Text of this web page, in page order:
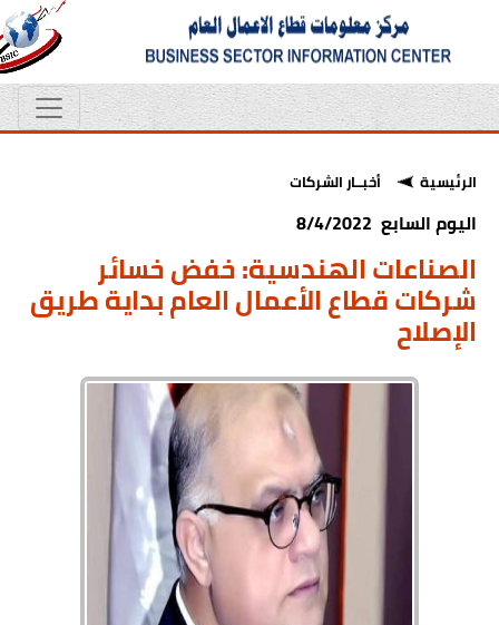
الرئيسية أخبــار الشركات
اليوم السابع 8/4/2022
الصناعات الهندسية: خفض خسائر
شركات قطاع الأعمال العام بداية طريق
الإصلاح